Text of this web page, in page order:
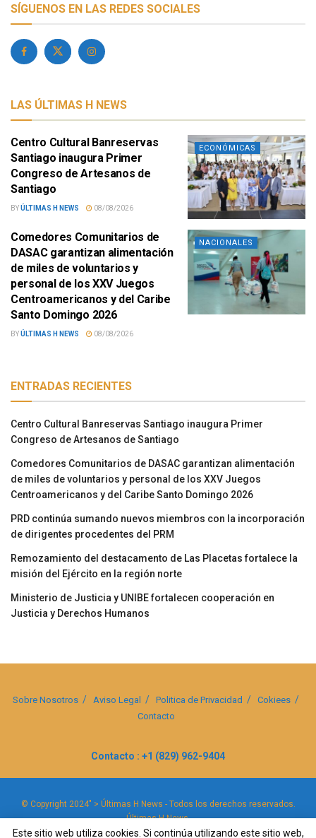
SÍGUENOS EN LAS REDES SOCIALES
LAS ÚLTIMAS H NEWS
ECONÓMICAS
Centro Cultural Banreservas
Santiago inaugura Primer
Congreso de Artesanos de
Santiago
BYÚLTIMAS H NEWS 08/08/2026
NACIONALES
Comedores Comunitarios de
DASAC garantizan alimentación
de miles de voluntarios y
personal de los XXV Juegos
Centroamericanos y del Caribe
Santo Domingo 2026
BYÚLTIMAS H NEWS 08/08/2026
ENTRADAS RECIENTES
Centro Cultural Banreservas Santiago inaugura Primer
Congreso de Artesanos de Santiago
Comedores Comunitarios de DASAC garantizan alimentación
de miles de voluntarios y personal de los XXV Juegos
Centroamericanos y del Caribe Santo Domingo 2026
PRD continúa sumando nuevos miembros con la incorporación
de dirigentes procedentes del PRM
Remozamiento del destacamento de Las Placetas fortalece la
misión del Ejército en la región norte
Ministerio de Justicia y UNIBE fortalecen cooperación en
Justicia y Derechos Humanos
Sobre Nosotros Aviso Legal Politica de Privacidad
Cokiees
Contacto
Contacto : +1 (829) 962-9404
© Copyright 2024" > Últimas H News - Todos los derechos reservados.
Últimas H News.
Este sitio web utiliza cookies. Si continúa utilizando este sitio web,